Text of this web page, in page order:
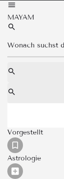
MAYAM
Vorgestellt
Astrologie